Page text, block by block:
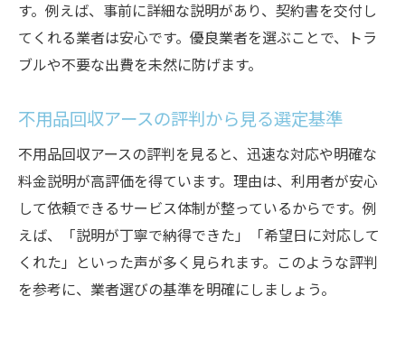
す。例えば、事前に詳細な説明があり、契約書を交付し
てくれる業者は安心です。優良業者を選ぶことで、トラ
ブルや不要な出費を未然に防げます。
不用品回収アースの評判から見る選定基準
不用品回収アースの評判を見ると、迅速な対応や明確な
料金説明が高評価を得ています。理由は、利用者が安心
して依頼できるサービス体制が整っているからです。例
えば、「説明が丁寧で納得できた」「希望日に対応して
くれた」といった声が多く見られます。このような評判
を参考に、業者選びの基準を明確にしましょう。